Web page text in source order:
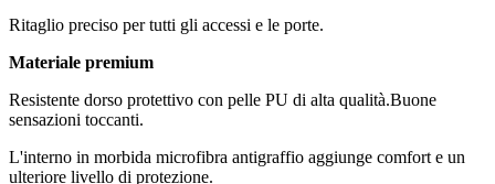
Ritaglio preciso per tutti gli accessi e le porte.
Materiale premium
Resistente dorso protettivo con pelle PU di alta qualità.Buone
sensazioni toccanti.
L'interno in morbida microfibra antigraffio aggiunge comfort e un
ulteriore livello di protezione.